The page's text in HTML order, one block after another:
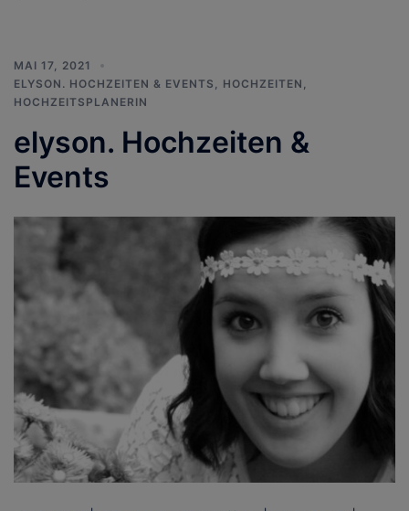
MAI 17, 2021
ELYSON. HOCHZEITEN & EVENTS
HOCHZEITEN
HOCHZEITSPLANERIN
elyson. Hochzeiten &
Events